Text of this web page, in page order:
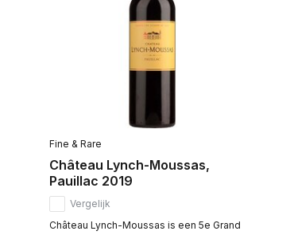
Fine & Rare
Château Lynch-Moussas,
Pauillac 2019
Vergelijk
Château Lynch-Moussas is een 5e Grand